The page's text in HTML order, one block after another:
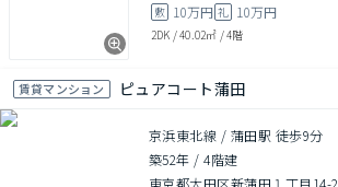
敷 10万円 礼 10万円
2DK /40.02㎡ /4階
賃貸マンション ピュアコート蒲田
京浜東北線 / 蒲田駅 徒歩9分
築52年 /4階建
東京都大田区新蒲田１丁目14-2